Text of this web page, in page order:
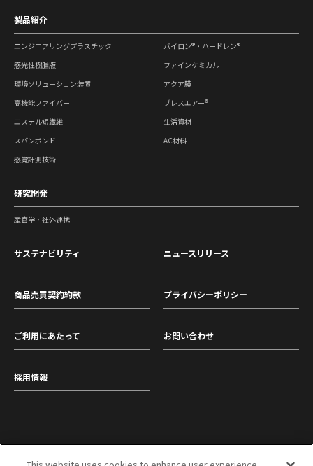
製品紹介
エンジニアリングプラスチック
バイロン®・ハードレン®
感光性樹脂版
ファインケミカル
環境ソリューション装置
アクア膜
高機能ファイバー
ブレスエアー®
エステル短繊維
生活資材
スパンボンド
AC材料
感覚計測技術
研究開発
産官学・社外連携
サステナビリティ ニュースリリース
商品売買契約約款 プライバシーポリシー
ご利用にあたって お問い合わせ
採用情報